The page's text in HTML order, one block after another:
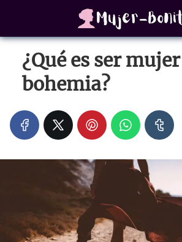
¿Qué es ser mujer
bohemia?